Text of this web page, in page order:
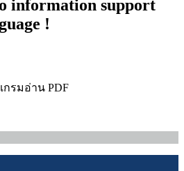
information support
!
กรมอ่าน PDF